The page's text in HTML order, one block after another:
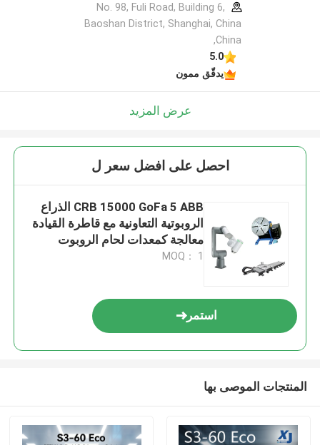
No. 98, Fuli Road, Building 6,
Baoshan District, Shanghai, China
,China
5.0
يدقّق ممون
عرض المزيد
احصل على افضل سعر ل
CRB 15000 GoFa 5 ABB الذراع
الروبوتية التعاونية مع قاطرة القيادة
معالجة كمعدات لحام الروبوت
MOQ： 1
استمر
المنتجات الموصى بها